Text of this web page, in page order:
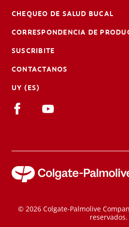
CHEQUEO DE SALUD BUCAL
CORRESPONDENCIA DE
SUSCRIBITE
CONTACTANOS
UY (ES)
© 2026 Colgate-Palmolive
reservados.